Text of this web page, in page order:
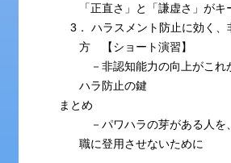
「正直さ」と「謙虚さ」がキ
3． ハラスメント防止に効く、
方 【ショート演習】
－非認知能力の向上がこれ
ハラ防止の鍵
まとめ
－パワハラの芽がある人を
職に登用させないために